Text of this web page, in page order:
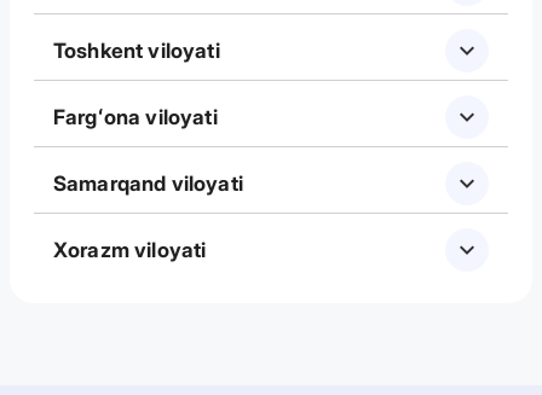
Toshkent viloyati
Fargʻona viloyati
Samarqand viloyati
Xorazm viloyati